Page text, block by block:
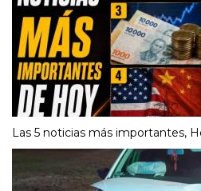
Las 5 noticias más importantes,